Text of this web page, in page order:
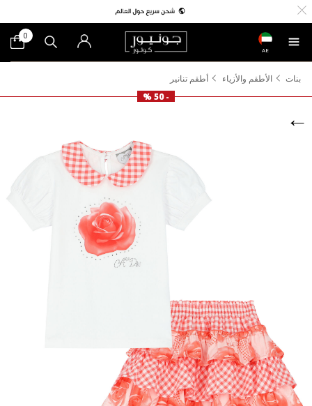
AE
0
بنات الأطقم والأزياء
أطقم تنانير
- 50 %